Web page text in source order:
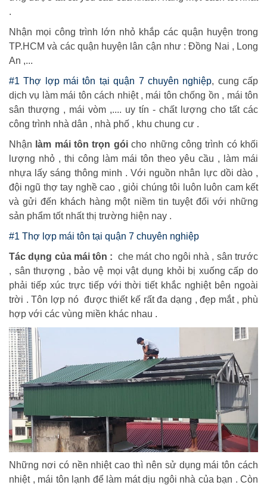
.
Nhận mọi công trình lớn nhỏ khắp các quận huyện trong
TP.HCM và các quận huyện lân cận như : Đồng Nai , Long
An ,...
#1 Thợ lợp mái tôn tại quận 7 chuyên nghiệp, cung cấp
dịch vụ làm mái tôn cách nhiệt , mái tôn chống ồn , mái tôn
sân thượng , mái vòm ,.... uy tín - chất lượng cho tất các
công trình nhà dân , nhà phố , khu chung cư .
Nhận làm mái tôn trọn góicho những công trình có khối
lượng nhỏ , thi công làm mái tôn theo yêu cầu , làm mái
nhựa lấy sáng thông minh . Với nguồn nhân lực dồi dào ,
đội ngũ thợ tay nghề cao , giỏi chúng tôi luôn luôn cam kết
và gửi đến khách hàng một niềm tin tuyệt đối với những
sản phẩm tốt nhất thị trường hiện nay .
#1 Thợ lợp mái tôn tại quận 7 chuyên nghiệp
Tác dụng của mái tôn : che mát cho ngôi nhà , sân trước
, sân thượng , bảo vệ mọi vật dụng khỏi bị xuống cấp do
phải tiếp xúc trực tiếp với thời tiết khắc nghiệt bên ngoài
trời . Tôn lợp nó được thiết kế rất đa dạng , đẹp mắt , phù
hợp với các vùng miền khác nhau .
Những nơi có nền nhiệt cao thì nên sử dụng mái tôn cách
nhiệt , mái tôn lạnh để làm mát dịu ngôi nhà của bạn . Còn